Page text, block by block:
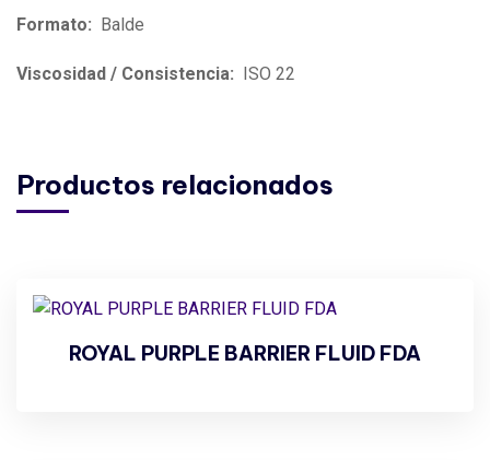
Formato: Balde
Viscosidad / Consistencia: ISO 22
Productos relacionados
ROYAL PURPLE BARRIER FLUID FDA